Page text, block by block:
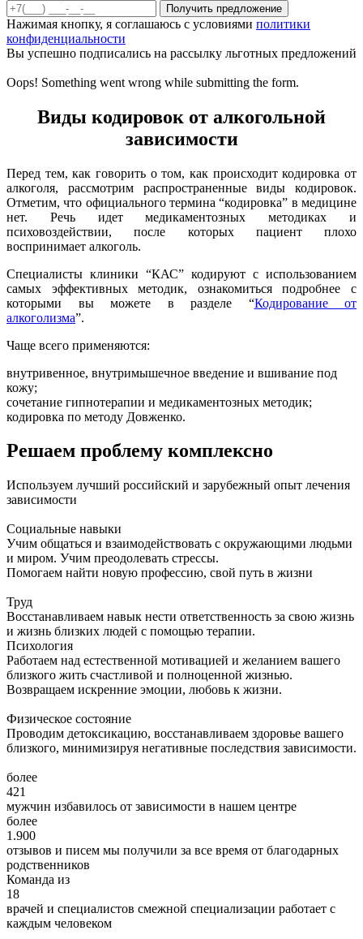
Нажимая кнопку, я соглашаюсь с условиями политики
конфиденциальности
Вы успешно подписались на рассылку льготных предложений
Oops! Something went wrong while submitting the form.
Виды кодировок от алкогольной
зависимости
Перед тем, как говорить о том, как происходит кодировка от
алкоголя, рассмотрим распространенные виды кодировок.
Отметим, что официального термина “кодировка” в медицине
нет. Речь идет медикаментозных методиках и
психовоздействии, после которых пациент плохо
воспринимает алкоголь.
Специалисты клиники “КАС” кодируют с использованием
самых эффективных методик, ознакомиться подробнее с
которыми вы можете в разделе “Кодирование от
алкоголизма”.
Чаще всего применяются:
внутривенное, внутримышечное введение и вшивание под
кожу;
сочетание гипнотерапии и медикаментозных методик;
кодировка по методу Довженко.
Решаем проблему комплексно
Используем лучший российский и зарубежный опыт лечения
зависимости
Социальные навыки
Учим общаться и взаимодействовать с окружающими людьми
и миром. Учим преодолевать стрессы.
Помогаем найти новую профессию, свой путь в жизни
Труд
Восстанавливаем навык нести ответственность за свою жизнь
и жизнь близких людей с помощью терапии.
Психология
Работаем над естественной мотивацией и желанием вашего
близкого жить счастливой и полноценной жизнью.
Возвращаем искренние эмоции, любовь к жизни.
Физическое состояние
Проводим детоксикацию, восстанавливаем здоровье вашего
близкого, минимизируя негативные последствия зависимости.
более
421
мужчин избавилось от зависимости в нашем центре
более
1.900
отзывов и писем мы получили за все время от благодарных
родственников
Команда из
18
врачей и специалистов смежной специализации работает с
каждым человеком